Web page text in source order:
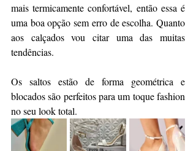
mais termicamente confortável, então essa é
uma boa opção sem erro de escolha. Quanto
aos calçados vou citar uma das muitas
tendências.
Os saltos estão de forma geométrica e
blocados são perfeitos para um toque fashion
no seu look total.